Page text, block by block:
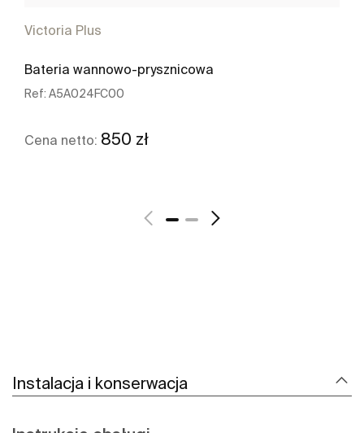
Victoria Plus
Bateria wannowo-prysznicowa
Ref: A5A024FC00
Cena netto: 850 zł
Instalacja i konserwacja